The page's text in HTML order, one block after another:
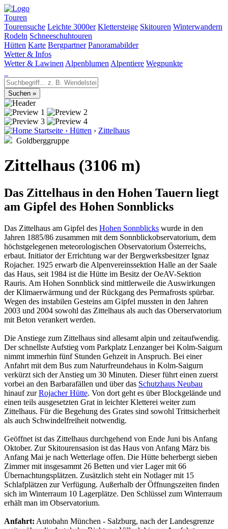
Touren
Tourensuche Leichte 3000er Klettersteige Skitouren Winterwandern
Rodeln Schneeschuhtouren
Hütten Karte Bergpartner Panoramabilder
Wetter & Infos
Wetter & Lawinen Alpenblumen Alpentiere Wegpunkte
Startseite › Hütten › Zittelhaus
Goldberggruppe
Zittelhaus (3106 m)
Das Zittelhaus in den Hohen Tauern liegt
am Gipfel des Hohen Sonnblicks
Das Zittelhaus am Gipfel des Hohen Sonnblicks wurde in den
Jahren 1885/86 zusammen mit dem Sonnblickobservatorium, dem
höchstgelegenen meteorologischen Observatorium Österreichs,
erbaut. Initiator der Errichtung war der Bergwerksbesitzer Ignaz
Rojacher. 1925 erwarb die Alpenvereinssektion Halle an der Saale
das Haus, seit 1984 ist die Hütte im Besitz der OeAV-Sektion
Rauris. Am Hohen Sonnblick sind mittlerweile die Auswirkungen
der Klimaerwärmung und der Rückgang des Permafrosts spürbar.
Wegen des instabilen Gesteins am Gipfel mussten in den Jahren
2003 und 2004 sowohl das Zittelhaus als auch das Oberservatorium
mit Beton verankert werden.
Die Anstiege zum Zittelhaus sind allesamt alpin und zeitaufwendig.
Der schnellste Aufstieg vom Parkplatz Lenzanger bei Kolm-Saigurn
nimmt immerhin fünf Stunden Gehzeit in Anspruch. Bei einer
Anfahrt mit dem Bus zum Naturfreundehaus in Kolm-Saigurn
verkürzt sich der Anstieg um 30 Minuten. Dieser führt einen zuerst
vorbei an den Barbarafällen und über das Schutzhaus Neubau
hinauf zurRojacher Hütte. Von dort geht es über Blockgelände und
einen teils ausgesetzten Grat in leichter Kletterei weiter zum
Zittelhaus. Für die Begehung des Grates sind sowohl Trittsicherheit
als auch Schwindelfreiheit notwendig.
Geöffnet ist das Zittelhaus durchgehend von Ende Juni bis Anfang
Oktober. Zur Skitourensasion ist das Haus von Anfang März bis
Anfang Mai je nach Wetterlage offen. Die Hütte beherbergt sieben
Zimmer mit insgesammt 26 Betten und vier Lager mit 66
Übernachtungsplätzen. Zusätzlich steht ein Notlager mit 15
Schlafplätzen zur Verfügung. Außerhalb der Öffnungszeiten finden
sich im Winterraum 10 Lagerplätze. Den Schlüssel zum Winterraum
erhält man im Observatorium.
Anfahrt: Autobahn München - Salzburg, nach der Landesgrenze